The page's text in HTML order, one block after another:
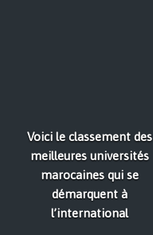
Voici le classement des
meilleures universités
marocaines qui se
démarquent à
l’international